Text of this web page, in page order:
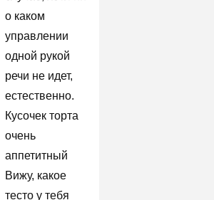
о каком
управлении
одной рукой
речи не идет,
естественно.
Кусочек торта
очень
аппетитный
Вижу, какое
тесто у тебя